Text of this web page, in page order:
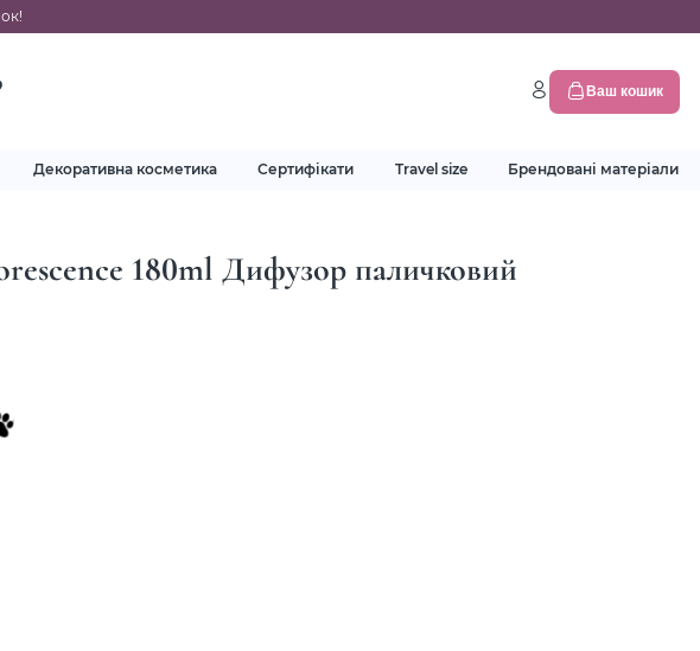
Ваш кошик
Декоративна косметика Сертифікати Travel size Брендовані матеріали
180ml Дифузор паличковий